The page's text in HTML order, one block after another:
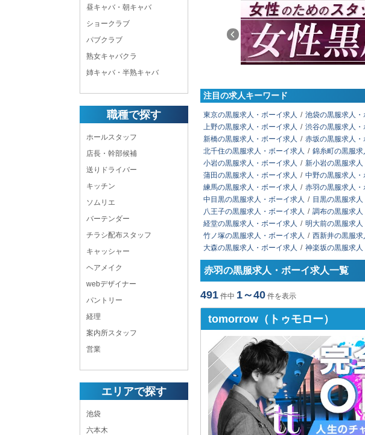
昼キャバ・朝キャバ
ショークラブ
パブクラブ
熟女キャバクラ
姉キャバ・半熟キャバ
職種で探す
ホールスタッフ
店長・幹部候補
送りドライバー
キッチン
ソムリエ
バーテンダー
チラシ配布スタッフ
キャッシャー
ヘアメイク
webデザイナー
パントリー
経理
案内所スタッフ
営業
エリアで探す
池袋
六本木
注目の求人キーワード
東京の黒服求人・ボーイ求人 池袋の黒服求人・
上野の黒服求人・ボーイ求人
渋谷の黒服求人・
新橋の黒服求人・ボーイ求人
赤坂の黒服求人・
北千住の黒服求人・ボーイ求人
錦糸町の黒服求
小岩の黒服求人・ボーイ求人
新小岩の黒服求人
蒲田の黒服求人・ボーイ求人
中野の黒服求人・
練馬の黒服求人・ボーイ求人
赤羽の黒服求人・
中目黒の黒服求人・ボーイ求人
目黒の黒服求人
八王子の黒服求人・ボーイ求人
調布の黒服求人
経堂の黒服求人・ボーイ求人
明大前の黒服求人
竹ノ塚の黒服求人・ボーイ求人
西新井の黒服求
大森の黒服求人・ボーイ求人
神楽坂の黒服求人
赤羽の黒服求人・ボーイ求人一覧
491 件中 1～40 件を表示
tomorrow（トゥモロー）